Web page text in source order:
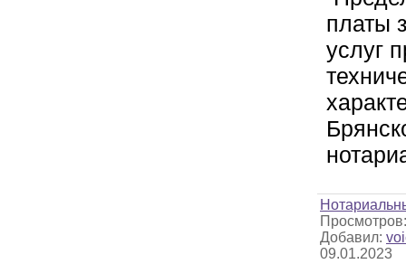
платы
услуг
Просмотров:
Добавил:
09.01.2023